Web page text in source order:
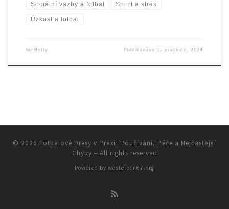
Sociální vazby a fotbal Sport a stres
Úzkost a fotbal
by Betty Publikováno 11 prosince, 2024
© 2026 Fotbalové Dresy v Praxi: Používání, Péče a Nejčastější
Chyby – All rights reserved
Powered by westercon67.org